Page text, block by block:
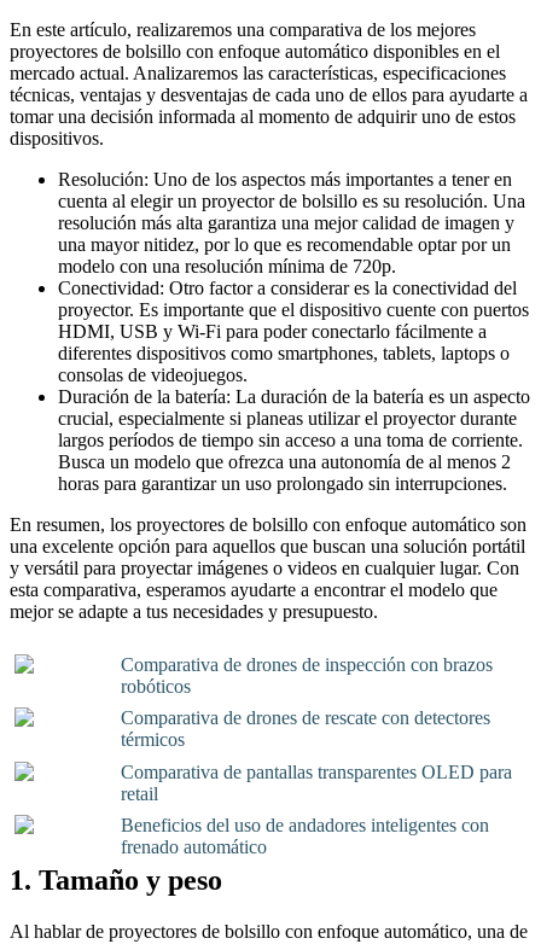
En este artículo, realizaremos una comparativa de los mejores
proyectores de bolsillo con enfoque automático disponibles en el
mercado actual. Analizaremos las características, especificaciones
técnicas, ventajas y desventajas de cada uno de ellos para ayudarte a
tomar una decisión informada al momento de adquirir uno de estos
dispositivos.
Resolución: Uno de los aspectos más importantes a tener en
cuenta al elegir un proyector de bolsillo es su resolución. Una
resolución más alta garantiza una mejor calidad de imagen y
una mayor nitidez, por lo que es recomendable optar por un
modelo con una resolución mínima de 720p.
Conectividad: Otro factor a considerar es la conectividad del
proyector. Es importante que el dispositivo cuente con puertos
HDMI, USB y Wi-Fi para poder conectarlo fácilmente a
diferentes dispositivos como smartphones, tablets, laptops o
consolas de videojuegos.
Duración de la batería: La duración de la batería es un aspecto
crucial, especialmente si planeas utilizar el proyector durante
largos períodos de tiempo sin acceso a una toma de corriente.
Busca un modelo que ofrezca una autonomía de al menos 2
horas para garantizar un uso prolongado sin interrupciones.
En resumen, los proyectores de bolsillo con enfoque automático son
una excelente opción para aquellos que buscan una solución portátil
y versátil para proyectar imágenes o videos en cualquier lugar. Con
esta comparativa, esperamos ayudarte a encontrar el modelo que
mejor se adapte a tus necesidades y presupuesto.
Comparativa de drones de inspección con brazos
robóticos
Comparativa de drones de rescate con detectores
térmicos
Comparativa de pantallas transparentes OLED para
retail
Beneficios del uso de andadores inteligentes con
frenado automático
1. Tamaño y peso
Al hablar de proyectores de bolsillo con enfoque automático, una de